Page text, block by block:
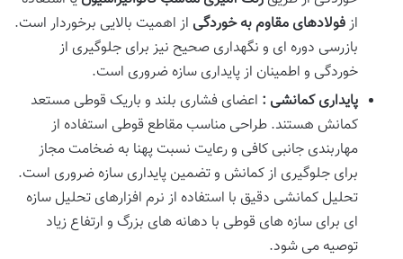
ازفولادهای مقاوم به خوردگی از اهمیت بالایی برخوردار است.
بازرسی دوره ای و نگهداری صحیح نیز برای جلوگیری از
خوردگی و اطمینان از پایداری سازه ضروری است.
پایداری کمانشی : اعضای فشاری بلند و باریک قوطی مستعد
کمانش هستند. طراحی مناسب مقاطع قوطی استفاده از
مهاربندی جانبی کافی و رعایت نسبت پهنا به ضخامت مجاز
برای جلوگیری از کمانش و تضمین پایداری سازه ضروری است.
تحلیل کمانشی دقیق با استفاده از نرم افزارهای تحلیل سازه
ای برای سازه های قوطی با دهانه های بزرگ و ارتفاع زیاد
توصیه می شود.